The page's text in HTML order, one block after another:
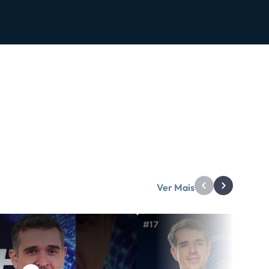
Ver Mais